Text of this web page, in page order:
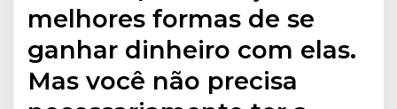
melhores formas de se
ganhar dinheiro com elas.
Mas você não precisa